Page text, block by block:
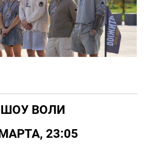
ШОУ ВОЛИ
23:05